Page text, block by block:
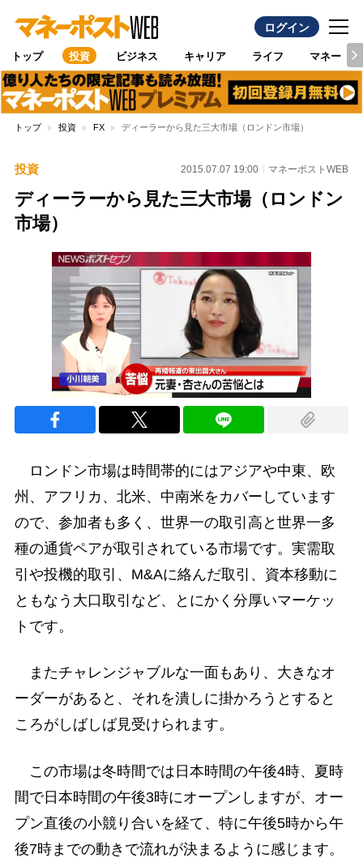
ログイン
トップ 投資 ビジネス キャリア ライフ マネー
トップ 投資 FX ディーラーから見た三大市場（ロンドン市場）
投資 2015.07.07 19:00 マネーポストWEB
ディーラーから見た三大市場（ロンドン
市場）
ロンドン市場は時間帯的にはアジアや中東、欧
州、アフリカ、北米、中南米をカバーしています
ので、参加者も多く、世界一の取引高と世界一多
種の通貨ペアが取引されている市場です。実需取
引や投機的取引、M&Aに絡んだ取引、資本移動に
ともなう大口取引など、とにかく分厚いマーケッ
トです。
またチャレンジャブルな一面もあり、大きなオ
ーダーがあると、それを潰しに掛かろうとすると
ころがしばしば見受けられます。
この市場は冬時間では日本時間の午後4時、夏時
間で日本時間の午後3時にオープンしますが、オー
プン直後の小競り合いを経て、特に午後5時から午
後7時までの動きで流れが決まるように感じます。